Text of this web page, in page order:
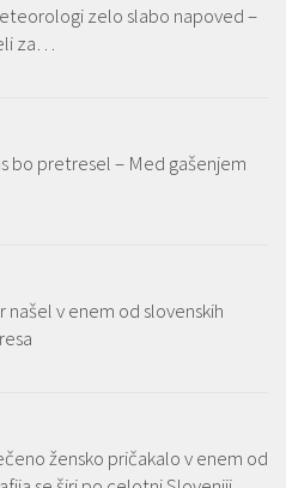
zelo slabo napoved –
za…
bo pretresel – Med gašenjem
našel v enem od slovenskih
žensko pričakalo v enem od